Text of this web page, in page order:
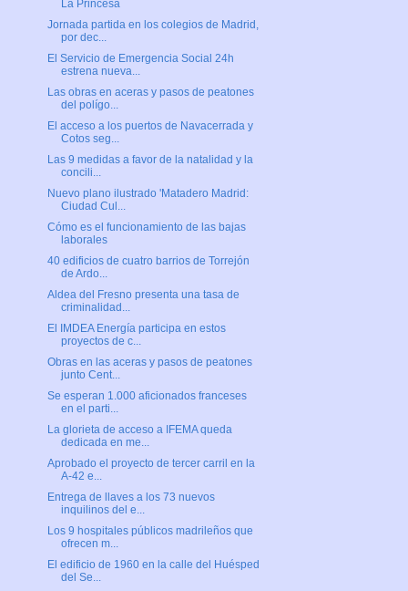
La Princesa
Jornada partida en los colegios de Madrid,
por dec...
El Servicio de Emergencia Social 24h
estrena nueva...
Las obras en aceras y pasos de peatones
del polígo...
El acceso a los puertos de Navacerrada y
Cotos seg...
Las 9 medidas a favor de la natalidad y la
concili...
Nuevo plano ilustrado 'Matadero Madrid:
Ciudad Cul...
Cómo es el funcionamiento de las bajas
laborales
40 edificios de cuatro barrios de Torrejón
de Ardo...
Aldea del Fresno presenta una tasa de
criminalidad...
El IMDEA Energía participa en estos
proyectos de c...
Obras en las aceras y pasos de peatones
junto Cent...
Se esperan 1.000 aficionados franceses
en el parti...
La glorieta de acceso a IFEMA queda
dedicada en me...
Aprobado el proyecto de tercer carril en la
A-42 e...
Entrega de llaves a los 73 nuevos
inquilinos del e...
Los 9 hospitales públicos madrileños que
ofrecen m...
El edificio de 1960 en la calle del Huésped
del Se...